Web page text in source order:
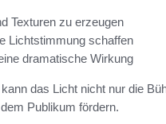
Texturen zu erzeugen
Lichtstimmung schaffen
dramatische Wirkung
das Licht nicht nur die
Publikum fördern.